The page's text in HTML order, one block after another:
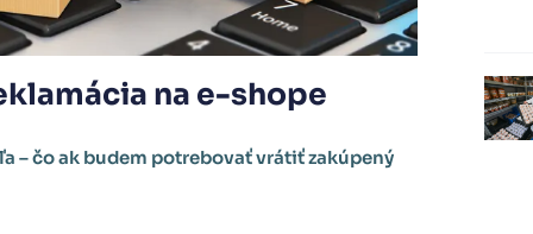
na e-shope
– čo ak budem potrebovať vrátiť zakúpený